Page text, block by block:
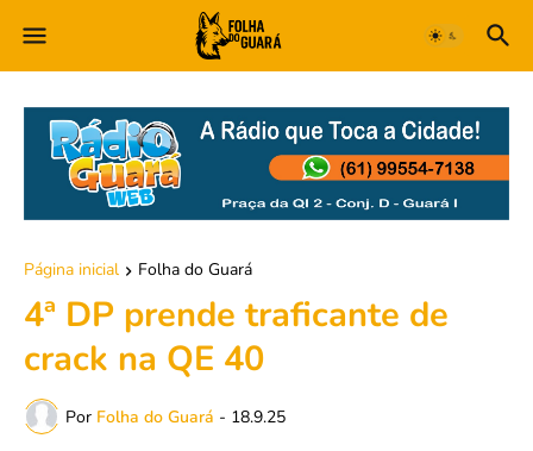
Página inicial Folha do Guará
4ª DP prende traficante de
crack na QE 40
Por Folha do Guará - 18.9.25